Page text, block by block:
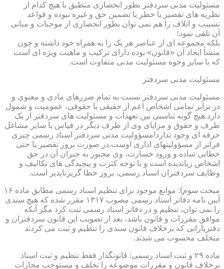
مسئولیت مدنی سردفتر بطور انحصاری منطبق با هیچ کدام از
نظریه های تقصیر یا خطر یا تضمین حق و غیره نبوده و قواعد
تسبیب و اتلاف را هم نمی توان بطور انحصاری از موجبات و مبانی
آن تلقی نمود؛
بلکه مجموعه ای از عناصر هر یک را به همراه خود داشته و چون
منشأ ایجاد آن «قانون» بوده دارای ترکیب و ماهیت ویژه ای است
که با سایر وجوه مسئولیت مدنی متفاوت است.
مسئولیت مدنی سردفتر
مسئولیت مدنی سردفتر نسبت به تمام ضررهای مادی و معنوی و
در برابر تمامی اشخاص اعم از حقیقی یا حقوقی، عمومیت و شمول
دارد.هیچ گونه تناسبی بین تعهدات و مسئولیت های سردفتر از یک
طرف و حقوق و مزایای وی از طرف دیگر در قیاس با سایر مشاغل
حرفه ای وجود ندارد!مسؤولیت مدنی سردفتر اسناد رسمی چیزی
فراتر از مسؤولیتهای اداری اوست.در صورت بروز تقصیر یا حتی
خطایی ساده و ورود خسارت، وی مجبور به جبران آن در حق
اشخاص زیاندیده است و با توجه کثرت و پیچیدگی های تکالیف و
وظایف سردفتران اسناد رسمی، بروز خطا گریزناپذیر است.
مبحث سوم): موانع موجود برای تنظیم اسناد رسمی مطابق ماده ۱۶
آیین نامه دفاتر اسناد رسمی مصوب ۱۳۱۷ مقرر شده که هیچ سندی
را نمی توان، تنظیم و در دفاتر اسناد رسمی ثبت کرد مگر آنکه
موافق مقررات و قانون باشد، بعد از تصویب این قانون سردفتران و
دفتریارانی که برخلاف قانون سندی را تنظیم و ثبت می کردند
متخلف محسوب می شدند.
ماده ۲۹ و ثبت اسناد رسمی: قانونگذار فقط تنظیم و ثبت اسناد
برخلاف قانون و مقررات موضوعه را تخلف و مستوجب مجازات